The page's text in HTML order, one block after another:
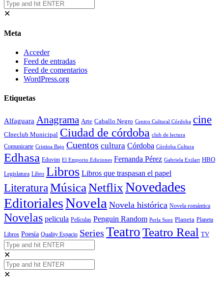
✕
Meta
Acceder
Feed de entradas
Feed de comentarios
WordPress.org
Etiquetas
Alfaguara Anagrama Arte Caballo Negro Centro Cultural Córdoba cine
CIneclub Municipal Ciudad de córdoba club de lectura
Comunicarte Cristina Bajo Cuentos cultura Córdoba Córdoba Cultura
Edhasa Eduvim El Emporio Ediciones Fernanda Pérez Gabriela Exilart HBO
Legislatura Libro Libros Libros que traspasan el papel
LiteraturaMúsicaNetflixNovedades
EditorialesNovela Novela histórica Novela romántica
Novelas pelicula Películas Penguin Random Perla Suez Planeta Planeta
Libros Poesía Quality Espacio Series TeatroTeatro Real TV
✕
✕